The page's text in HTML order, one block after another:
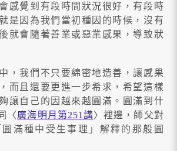
感覺到有段時間狀況很好，有段時
是因為我們當初種因的時候，沒有
就會隨著善業或惡業感果，導致狀
，我們不只要綿密地造善，讓感果
而且還要更進一步希求，希望這樣
讓自己的因越來越圓滿。圓滿到什
〈廣海明月第251講〉裡邊，師父對
滿種中受生事理」解釋的那般圓